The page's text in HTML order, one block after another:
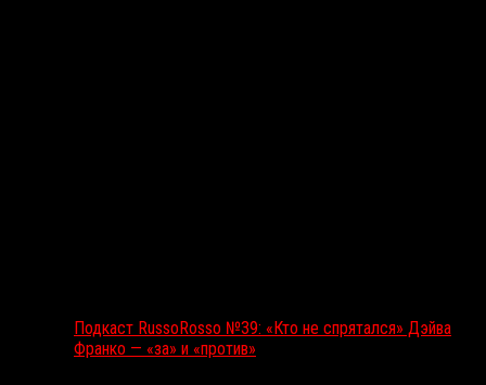
Подкаст RussoRosso №39: «Кто не спрятался» Дэйва
Франко — «за» и «против»